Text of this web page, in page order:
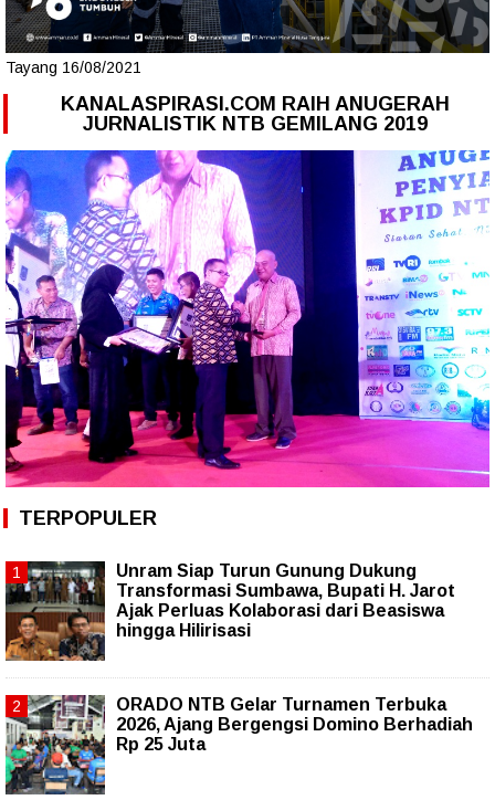
Tayang 16/08/2021
KANALASPIRASI.COM RAIH ANUGERAH
JURNALISTIK NTB GEMILANG 2019
TERPOPULER
Unram Siap Turun Gunung Dukung
Transformasi Sumbawa, Bupati H. Jarot
Ajak Perluas Kolaborasi dari Beasiswa
hingga Hilirisasi
ORADO NTB Gelar Turnamen Terbuka
2026, Ajang Bergengsi Domino Berhadiah
Rp 25 Juta